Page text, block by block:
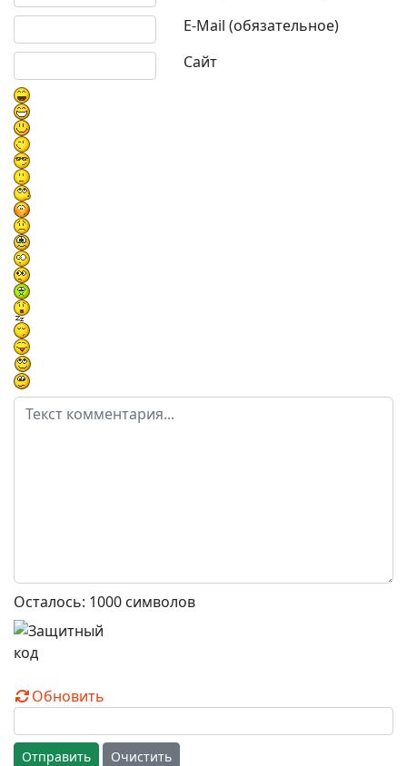
E-Mail (обязательное)
Сайт
Осталось: 1000 символов
Обновить
Отправить Очистить